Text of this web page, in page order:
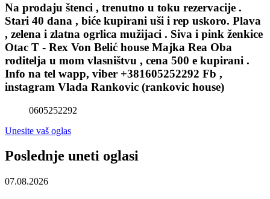
Na prodaju štenci , trenutno u toku rezervacije .
Stari 40 dana , biće kupirani uši i rep uskoro. Plava
, zelena i zlatna ogrlica mužijaci . Siva i pink ženkice
Otac T - Rex Von Belić house Majka Rea Oba
roditelja u mom vlasništvu , cena 500 e kupirani .
Info na tel wapp, viber +381605252292 Fb ,
instagram Vlada Rankovic (rankovic house)
0605252292
Unesite vaš oglas
Poslednje uneti oglasi
07.08.2026